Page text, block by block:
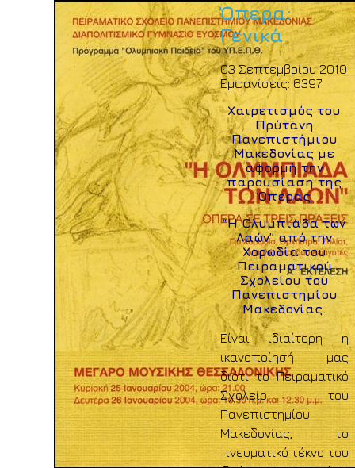
Όπερα:
Γενικά
03 Σεπτεμβρίου 2010
Εμφανίσεις: 6397
Χαιρετισμός του
Πρύτανη
Πανεπιστήμιου
Μακεδονίας με
αφορμή την
παρουσίαση της
Όπερας
“Η Ολυμπιάδα των
Λαών” από την
Χορωδία του
Πειραματικού
Σχολείου του
Πανεπιστημίου
Μακεδονίας.
Είναι ιδιαίτερη η
ικανοποίησή μας
διότι το Πειραματικό
Σχολείο του
Πανεπιστημίου
Μακεδονίας, το
πνευματικό τέκνο του